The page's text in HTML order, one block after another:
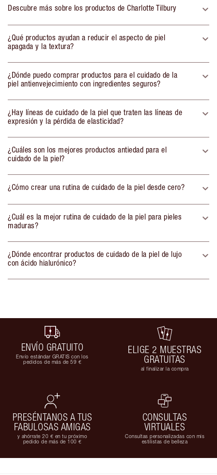
Descubre más sobre los productos de Charlotte Tilbury
¿Qué productos ayudan a reducir el aspecto de piel
apagada y la textura?
¿Dónde puedo comprar productos para el cuidado de la
piel antienvejecimiento con ingredientes seguros?
¿Hay líneas de cuidado de la piel que traten las líneas de
expresión y la pérdida de elasticidad?
¿Cuáles son los mejores productos antiedad para el
cuidado de la piel?
¿Cómo crear una rutina de cuidado de la piel desde cero?
¿Cuál es la mejor rutina de cuidado de la piel para pieles
maduras?
¿Dónde encontrar productos de cuidado de la piel de lujo
con ácido hialurónico?
ENVÍO GRATUITO
Envío estándar GRATIS con los
pedidos de más de 59 €
ELIGE 2 MUESTRAS
GRATUITAS
al finalizar la compra
PRESÉNTANOS A TUS
FABULOSAS AMIGAS
y ahórrate 20 € en tu próximo
pedido de más de 100 €
CONSULTAS
VIRTUALES
Consultas personalizadas con mis
estilistas de belleza